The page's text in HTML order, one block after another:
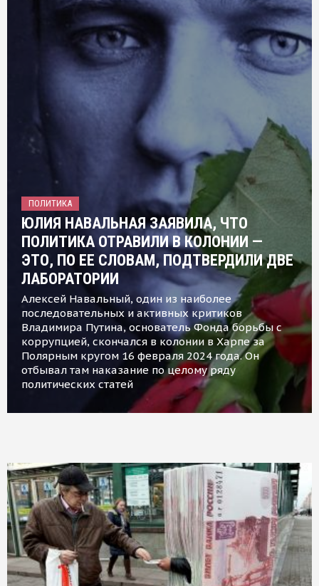
ПОЛИТИКА
ЮЛИЯ НАВАЛЬНАЯ ЗАЯВИЛА, ЧТО
ПОЛИТИКА ОТРАВИЛИ В КОЛОНИИ —
ЭТО, ПО ЕЕ СЛОВАМ, ПОДТВЕРДИЛИ ДВЕ
ЛАБОРАТОРИИ
Алексей Навальный, один из наиболее
последовательных и активных критиков
Владимира Путина, основатель Фонда борьбы с
коррупцией, скончался в колонии в Харпе за
Полярным кругом 16 февраля 2024 года. Он
отбывал там наказание по целому ряду
политических статей